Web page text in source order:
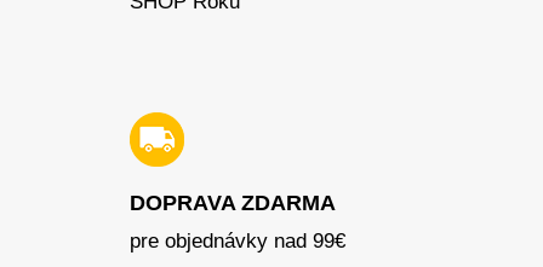
DOPRAVA ZDARMA
pre objednávky nad 99€